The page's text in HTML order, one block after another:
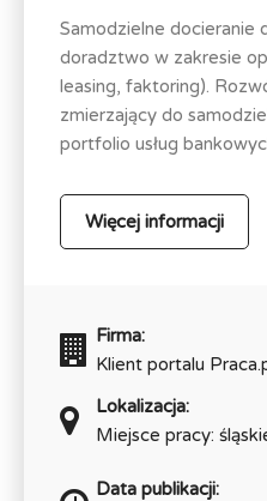
Samodzielne docieranie
doradztwo w zakresie
leasing, faktoring).
zmierzający do
portfolio usług
Więcej informacji
Firma:
Klient portalu
Lokalizacja:
Miejsce pracy:
Data publikacji: